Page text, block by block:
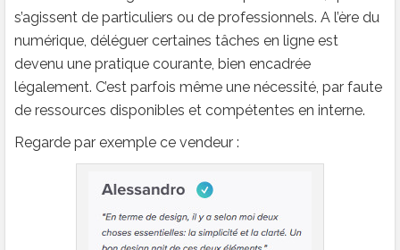
s’agissent de particuliers ou de professionnels. A l’ère du
numérique, déléguer certaines tâches en ligne est
devenu une pratique courante, bien encadrée
légalement. C’est parfois même une nécessité, par faute
de ressources disponibles et compétentes en interne.
Regarde par exemple ce vendeur :